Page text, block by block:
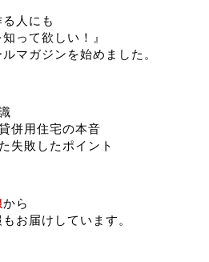
人にも
って欲しい！』
マガジンを始めました。
併用住宅の本音
失敗したポイント
から
お届けしています。